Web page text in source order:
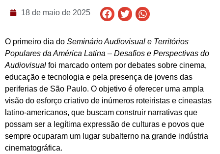
18 de maio de 2025
O primeiro dia do Seminário Audiovisual e Territórios
Populares da América Latina – Desafios e Perspectivas do
Audiovisual foi marcado ontem por debates sobre cinema,
educação e tecnologia e pela presença de jovens das
periferias de São Paulo. O objetivo é oferecer uma ampla
visão do esforço criativo de inúmeros roteiristas e cineastas
latino-americanos, que buscam construir narrativas que
possam ser a legítima expressão de culturas e povos que
sempre ocuparam um lugar subalterno na grande indústria
cinematográfica.